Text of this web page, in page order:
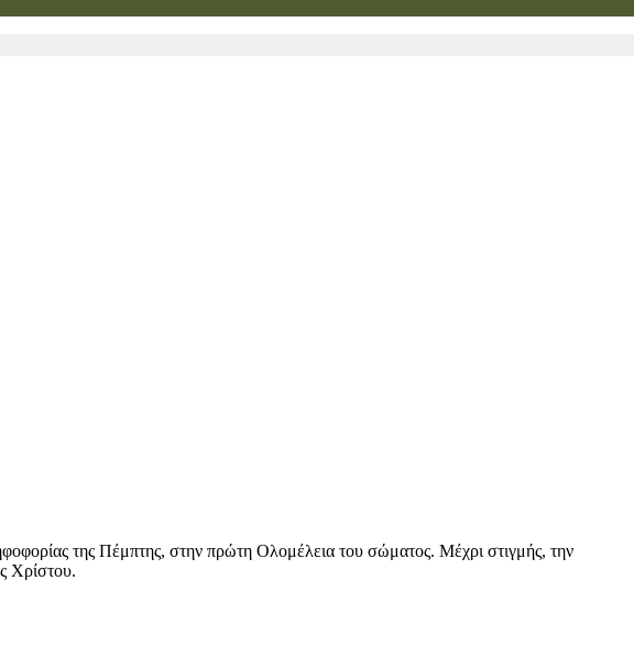
της Πέμπτης, στην πρώτη Ολομέλεια του σώματος. Μέχρι στιγμής, την
Χρίστου.